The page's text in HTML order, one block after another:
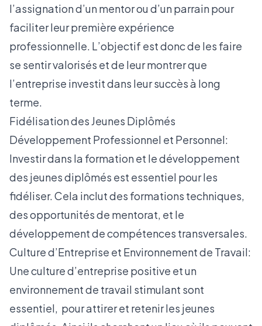
l’assignation d’un mentor ou d’un parrain pour
faciliter leur première expérience
professionnelle. L’objectif est donc de les faire
se sentir valorisés et de leur montrer que
l’entreprise investit dans leur succès à long
terme.
Fidélisation des Jeunes Diplômés
Développement Professionnel et Personnel:
Investir dans la formation et le développement
des jeunes diplômés est essentiel pour les
fidéliser. Cela inclut des formations techniques,
des opportunités de mentorat, et le
développement de compétences transversales.
Culture d’Entreprise et Environnement de Travail:
Une culture d’entreprise positive et un
environnement de travail stimulant sont
essentiel, pour attirer et retenir les jeunes